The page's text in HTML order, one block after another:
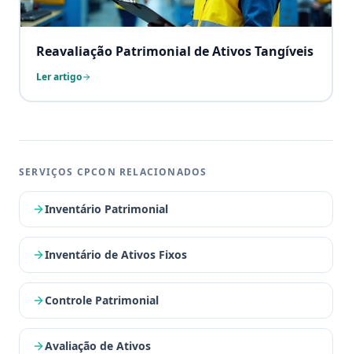
Reavaliação Patrimonial de Ativos Tangíveis
Ler artigo
SERVIÇOS CPCON RELACIONADOS
Inventário Patrimonial
Inventário de Ativos Fixos
Controle Patrimonial
Avaliação de Ativos